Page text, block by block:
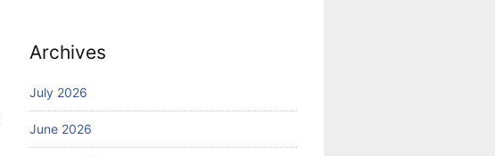
Archives
July 2026
June 2026